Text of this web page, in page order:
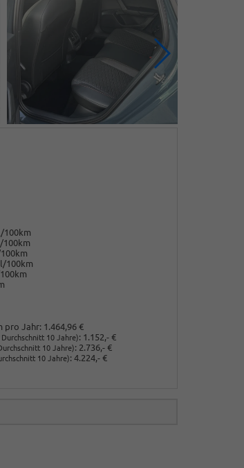
100km
100km
100km
pro Jahr: 1.464,96 €
Durchschnitt 10 Jahre): 1.152,- €
10 Jahre): 2.736,- €
10 Jahre): 4.224,- €